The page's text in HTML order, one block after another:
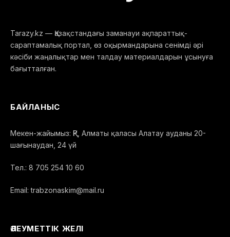
Tarazy.kz — Қазақстандағы заманауи ақпараттық-
сараптамалық портал, өз оқырмандарына сенімді әрі
кәсіби жаңалықтар мен талдау материалдарын ұсынуға
бағытталған.
БАЙЛАНЫС
Мекен-жайымыз: ҚР, Алматы қаласы Алатау ауданы 20-
шағынаудан, 24 үй
Тел.: 8 705 254 10 60
Email: trabzonaskim@mail.ru
ӘЛЕУМЕТТІК ЖЕЛІ